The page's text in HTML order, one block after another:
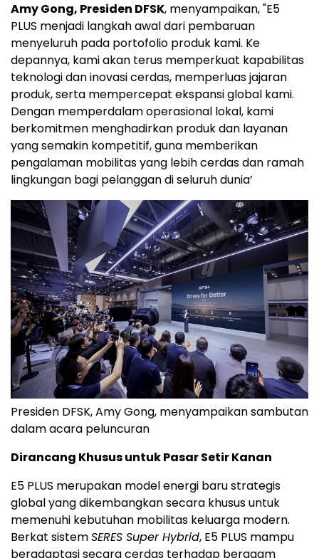
Amy Gong, Presiden DFSK, menyampaikan, "E5
PLUS menjadi langkah awal dari pembaruan
menyeluruh pada portofolio produk kami. Ke
depannya, kami akan terus memperkuat kapabilitas
teknologi dan inovasi cerdas, memperluas jajaran
produk, serta mempercepat ekspansi global kami.
Dengan memperdalam operasional lokal, kami
berkomitmen menghadirkan produk dan layanan
yang semakin kompetitif, guna memberikan
pengalaman mobilitas yang lebih cerdas dan ramah
lingkungan bagi pelanggan di seluruh dunia’
Presiden DFSK, Amy Gong, menyampaikan sambutan
dalam acara peluncuran
Dirancang Khusus untuk Pasar Setir Kanan
E5 PLUS merupakan model energi baru strategis
global yang dikembangkan secara khusus untuk
memenuhi kebutuhan mobilitas keluarga modern.
Berkat sistemSERES Super Hybrid, E5 PLUS mampu
beradaptasi secara cerdas terhadap beragam